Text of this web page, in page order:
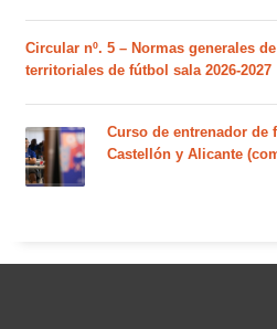
Circular nº. 5 – Normas generales
territoriales de fútbol sala 2026-2027
Curso de entrenador de
Castellón y Alicante